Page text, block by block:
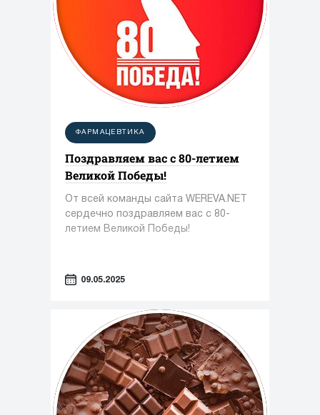
ФАРМАЦЕВТИКА
Поздравляем вас с 80-летием
Великой Победы!
От всей команды сайта WEREVA.NET
сердечно поздравляем вас с 80-
летием Великой Победы!
09.05.2025